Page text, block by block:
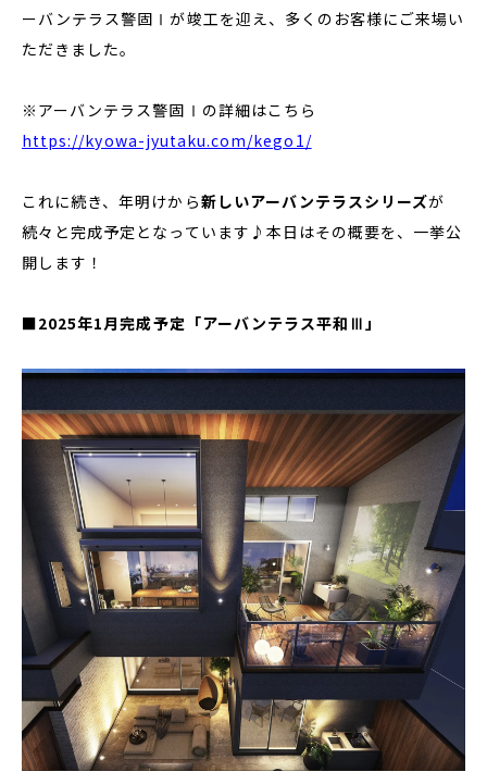
ーバンテラス警固Ⅰが竣工を迎え、多くのお客様にご来場い
ただきました。
※アーバンテラス警固Ⅰの詳細はこちら
https://kyowa-jyutaku.com/kego1/
これに続き、年明けから新しいアーバンテラスシリーズが
続々と完成予定となっています♪本日はその概要を、一挙公
開します！
■2025年1月完成予定「アーバンテラス平和Ⅲ」